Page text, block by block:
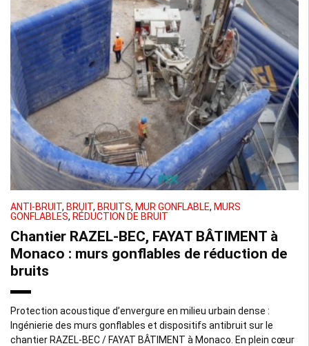
ANTI-BRUIT, BRUIT, BRUITS, MUR GONFLABLE, MURS
GONFLABLES, RÉDUCTION DE BRUIT
Chantier RAZEL-BEC, FAYAT BÂTIMENT à
Monaco : murs gonflables de réduction de
bruits
Protection acoustique d’envergure en milieu urbain dense :
Ingénierie des murs gonflables et dispositifs antibruit sur le
chantier RAZEL-BEC / FAYAT BÂTIMENT à Monaco. En plein cœur